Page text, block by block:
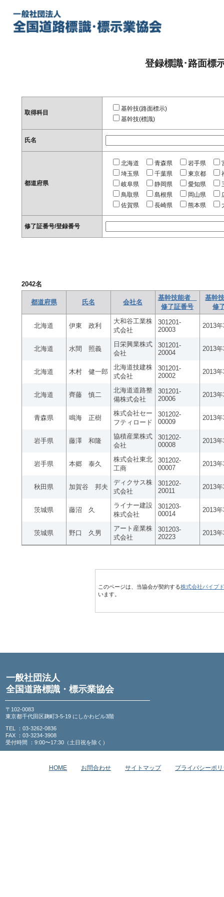
登録標識･路面標
取得科目
基幹技(路面標示)
基幹技(標識)
氏名
都道府県
北海道 青森県 岩手県
埼玉県
千葉県 東京都
岐阜県
静岡県 愛知県
鳥取県
島根県 岡山県
佐賀県
長崎県 熊本県
修了証番号/登録番号
2042名
都道府県 氏名 会社名
基幹技能者
修了証番号
基幹
修
北海道 伊東 政利
大和谷工業株
式会社
301201-
20003
2013
北海道 水間 照義
日栄興業株式
会社
301201-
20004
2013
北海道 木村 健一郎
北海道技建株
式会社
301201-
20002
2013
北海道 齊藤 慎二
北海道道路整
備株式会社
301201-
20006
2013
青森県 鳴海 正樹
株式会社セー
フティロード
301202-
00009
2013
岩手県 藤澤 和隆
協積産業株式
会社
301202-
00008
2013
岩手県 本郷 泰久
株式会社東北
工商
301202-
00007
2013
秋田県 加賀谷 邦夫
ディクサス株
式会社
301202-
20011
2013
茨城県 藤沼 久
ライナー建設
株式会社
301203-
00014
2013
茨城県 野口 久男
アート産業株
式会社
301203-
20223
2013
このページは、当協会が契約する株式会社パイプ
います。
一般社団法人
全国道路標識・標示業協会
〒102-0083
東京都千代田区麹町3-5-19 にしかわビル3階
TEL ：03-3262-0836
FAX ：03-3234-3908
受付時間 ：9:00〜17:30（土日祝を除く）
HOME お問合わせ サイトマップ プライバシーポ